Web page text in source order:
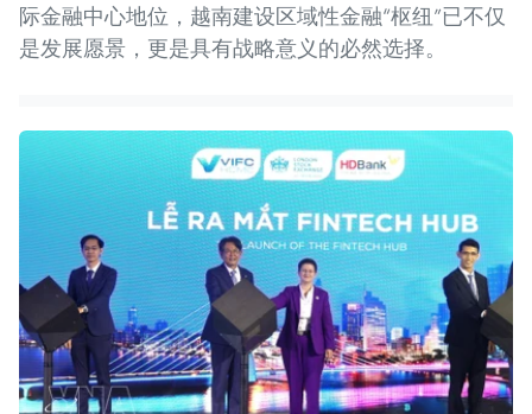
际金融中心地位，越南建设区域性金融“枢纽”已不仅
是发展愿景，更是具有战略意义的必然选择。